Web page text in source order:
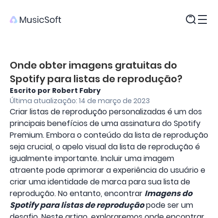
Onde obter imagens gratuitas do
Spotify para listas de reprodução?
Escrito por Robert Fabry
Última atualização: 14 de março de 2023
Criar listas de reprodução personalizadas é um dos
principais benefícios de uma assinatura do Spotify
Premium. Embora o conteúdo da lista de reprodução
seja crucial, o apelo visual da lista de reprodução é
igualmente importante. Incluir uma imagem
atraente pode aprimorar a experiência do usuário e
criar uma identidade de marca para sua lista de
reprodução. No entanto, encontrar Imagens do
Spotify para listas de reproduçãopode ser um